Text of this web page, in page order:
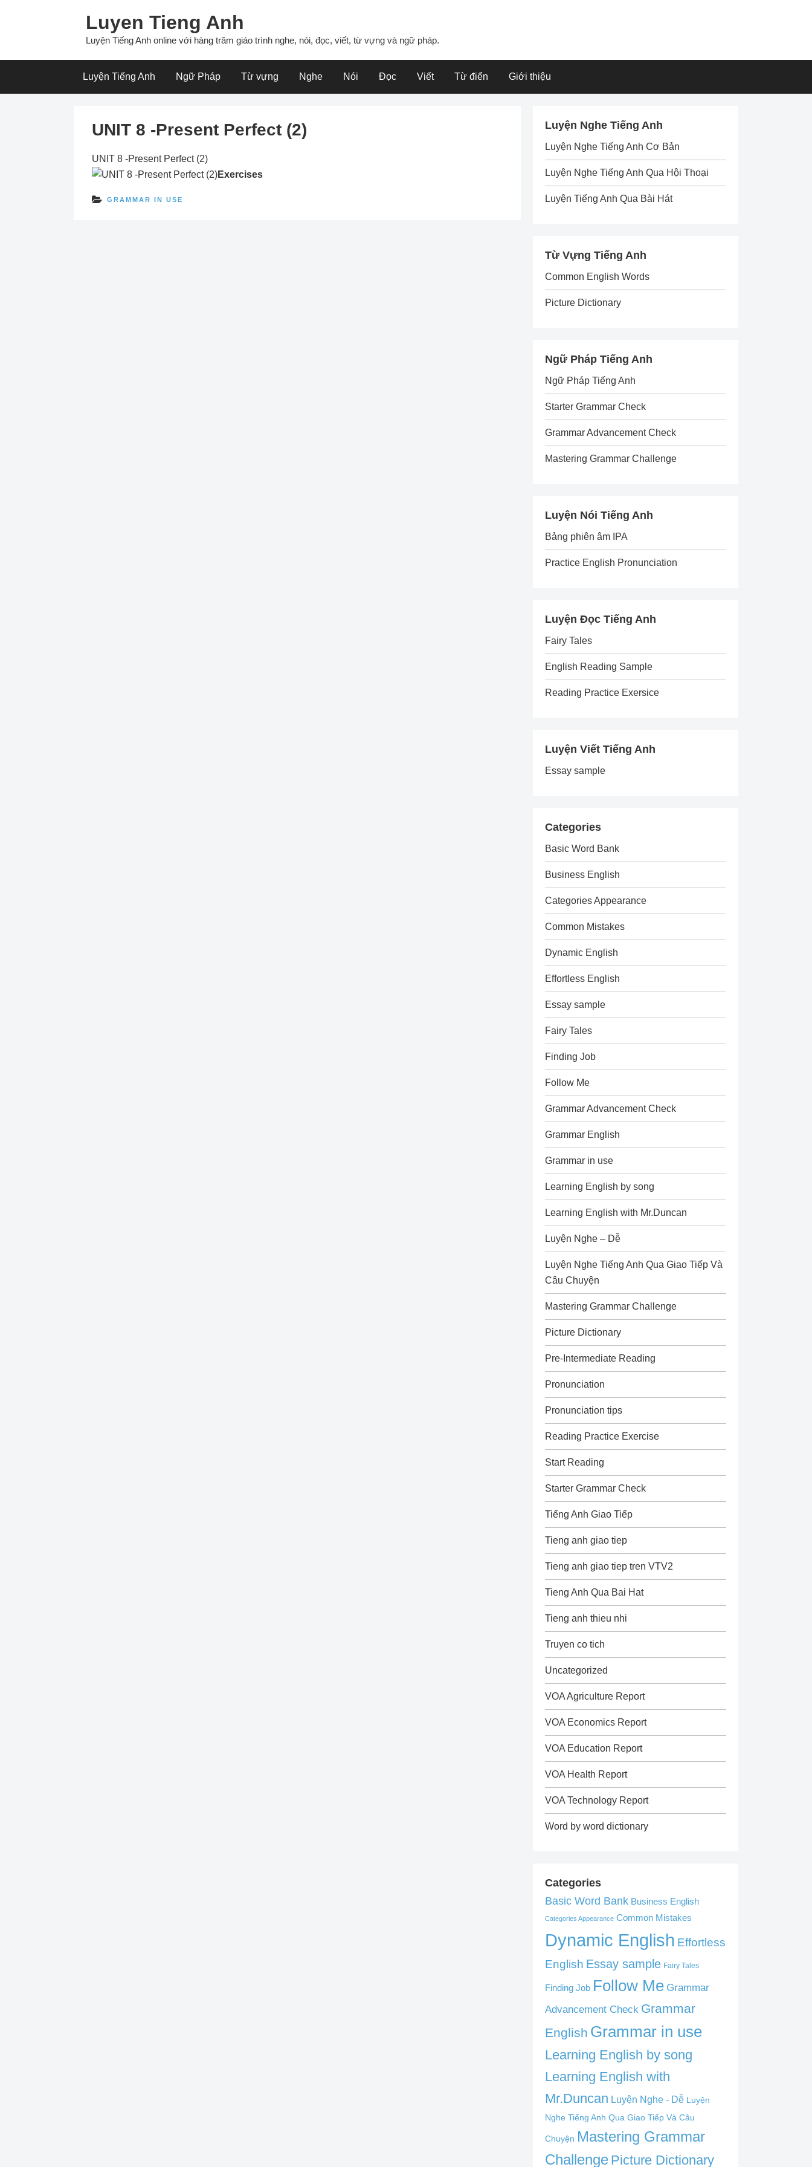
Luyen Tieng Anh
Luyện Tiếng Anh online với hàng trăm giáo trình nghe, nói, đọc, viết, từ vựng và ngữ pháp.
Luyện Tiếng Anh Ngữ Pháp Từ vựng Nghe Nói Đọc Viết Từ điển Giới thiệu
UNIT 8 -Present Perfect (2)
UNIT 8 -Present Perfect (2)
Exercises
GRAMMAR IN USE
Luyện Nghe Tiếng Anh
Luyện Nghe Tiếng Anh Cơ Bản
Luyện Nghe Tiếng Anh Qua Hội Thoại
Luyện Tiếng Anh Qua Bài Hát
Từ Vựng Tiếng Anh
Common English Words
Picture Dictionary
Ngữ Pháp Tiếng Anh
Ngữ Pháp Tiếng Anh
Starter Grammar Check
Grammar Advancement Check
Mastering Grammar Challenge
Luyện Nói Tiếng Anh
Bảng phiên âm IPA
Practice English Pronunciation
Luyện Đọc Tiếng Anh
Fairy Tales
English Reading Sample
Reading Practice Exersice
Luyện Viết Tiếng Anh
Essay sample
Categories
Basic Word Bank
Business English
Categories Appearance
Common Mistakes
Dynamic English
Effortless English
Essay sample
Fairy Tales
Finding Job
Follow Me
Grammar Advancement Check
Grammar English
Grammar in use
Learning English by song
Learning English with Mr.Duncan
Luyện Nghe – Dễ
Luyện Nghe Tiếng Anh Qua Giao Tiếp Và
Câu Chuyện
Mastering Grammar Challenge
Picture Dictionary
Pre-Intermediate Reading
Pronunciation
Pronunciation tips
Reading Practice Exercise
Start Reading
Starter Grammar Check
Tiếng Anh Giao Tiếp
Tieng anh giao tiep
Tieng anh giao tiep tren VTV2
Tieng Anh Qua Bai Hat
Tieng anh thieu nhi
Truyen co tich
Uncategorized
VOA Agriculture Report
VOA Economics Report
VOA Education Report
VOA Health Report
VOA Technology Report
Word by word dictionary
Categories
Basic Word Bank Business English
Categories Appearance Common Mistakes
Dynamic English Effortless
English Essay sample Fairy Tales
Finding Job Follow Me Grammar
Advancement Check Grammar
English Grammar in use
Learning English by song
Learning English with
Mr.Duncan Luyện Nghe - Dễ Luyện
Nghe Tiếng Anh Qua Giao Tiếp Và Câu
Chuyện Mastering Grammar
Challenge Picture Dictionary